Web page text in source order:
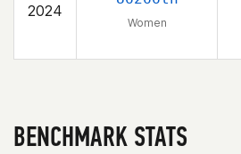
2024
Women
BENCHMARK STATS